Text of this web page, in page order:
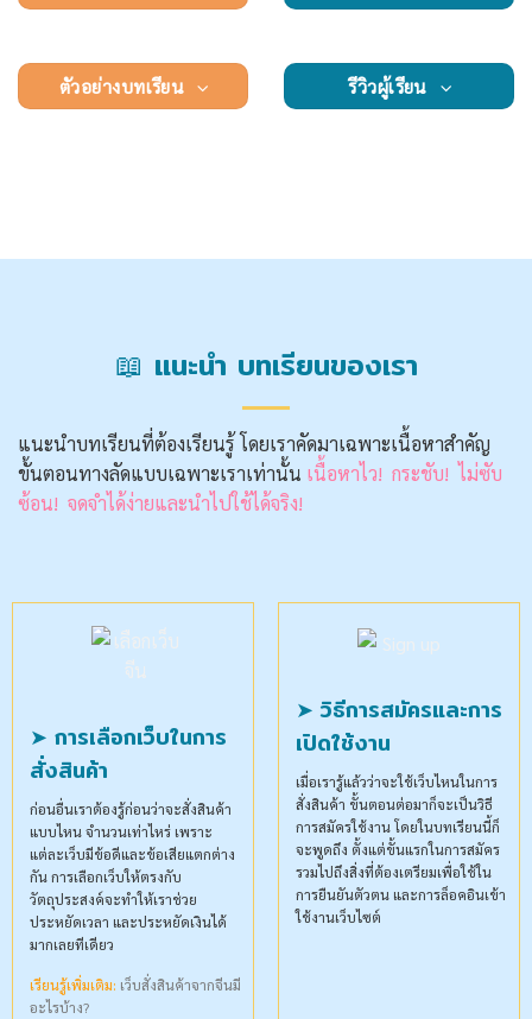
ตัวอย่างบทเรียน รีวิวผู้เรียน
📖 แนะนำ บทเรียนของเรา
แนะนำบทเรียนที่ต้องเรียนรู้ โดยเราคัดมาเฉพาะเนื้อหาสำคัญ
ขั้นตอนทางลัดแบบเฉพาะเราเท่านั้น เนื้อหาไว! กระชับ! ไม่ซับ
ซ้อน! จดจำได้ง่ายและนำไปใช้ได้จริง!
➤ การเลือกเว็บในการ
สั่งสินค้า
ก่อนอื่นเราต้องรู้ก่อนว่าจะสั่งสินค้า
แบบไหน จำนวนเท่าไหร่ เพราะ
แต่ละเว็บมีข้อดีและข้อเสียแตกต่าง
กัน การเลือกเว็บให้ตรงกับ
วัตถุประสงค์จะทำให้เราช่วย
ประหยัดเวลา และประหยัดเงินได้
มากเลยทีเดียว
เรียนรู้เพิ่มเติม: เว็บสั่งสินค้าจากจีนมี
อะไรบ้าง?
➤ วิธีการสมัครและการ
เปิดใช้งาน
เมื่อเรารู้แล้วว่าจะใช้เว็บไหนในการ
สั่งสินค้า ขั้นตอนต่อมาก็จะเป็นวิธี
การสมัครใช้งาน โดยในบทเรียนนี้ก็
จะพูดถึง ตั้งแต่ขั้นแรกในการสมัคร
รวมไปถึงสิ่งที่ต้องเตรียมเพื่อใช้ใน
การยืนยันตัวตน และการล็อคอินเข้า
ใช้งานเว็บไซต์